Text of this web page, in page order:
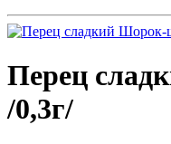
Перец
/0,3г/